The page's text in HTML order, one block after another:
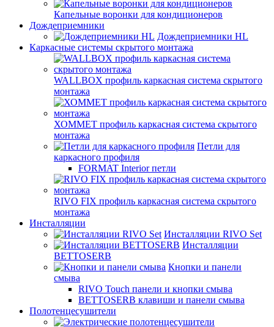
Капельные воронки для кондиционеров
Дождеприемники
Дождеприемники HL
Каркасные системы скрытого монтажа
WALLBOX профиль каркасная система скрытого
монтажа
ХОММЕТ профиль каркасная система скрытого
монтажа
Петли для
каркасного профиля
FORMAT Interior петли
RIVO FIX профиль каркасная система скрытого
монтажа
Инсталляции
Инсталляции RIVO Set
Инсталляции
BETTOSERB
Кнопки и панели
смыва
RIVO Touch панели и кнопки смыва
BETTOSERB клавиши и панели смыва
Полотенцесушители